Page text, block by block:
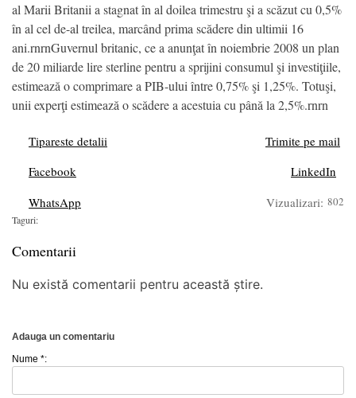
al Marii Britanii a stagnat în al doilea trimestru şi a scăzut cu 0,5%
în al cel de-al treilea, marcând prima scădere din ultimii 16
ani.rnrnGuvernul britanic, ce a anunţat în noiembrie 2008 un plan
de 20 miliarde lire sterline pentru a sprijini consumul şi investiţiile,
estimează o comprimare a PIB-ului între 0,75% şi 1,25%. Totuşi,
unii experţi estimează o scădere a acestuia cu până la 2,5%.rnrn
Tipareste detalii
Trimite pe mail
Facebook
LinkedIn
WhatsApp
Vizualizari: 802
Taguri:
Comentarii
Nu există comentarii pentru această știre.
Adauga un comentariu
Nume *: